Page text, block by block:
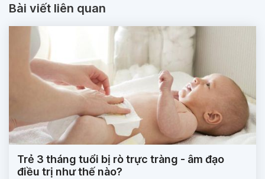
Bài viết liên quan
Trẻ 3 tháng tuổi bị rò trực tràng - âm đạo
điều trị như thế nào?